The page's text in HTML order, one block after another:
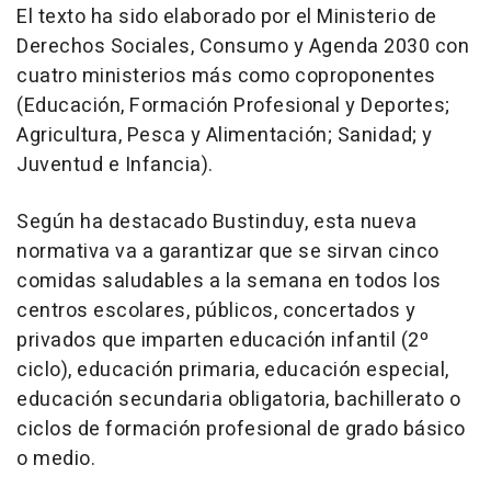
El texto ha sido elaborado por el Ministerio de
Derechos Sociales, Consumo y Agenda 2030 con
cuatro ministerios más como coproponentes
(Educación, Formación Profesional y Deportes;
Agricultura, Pesca y Alimentación; Sanidad; y
Juventud e Infancia).
Según ha destacado Bustinduy, esta nueva
normativa va a garantizar que se sirvan cinco
comidas saludables a la semana en todos los
centros escolares, públicos, concertados y
privados que imparten educación infantil (2º
ciclo), educación primaria, educación especial,
educación secundaria obligatoria, bachillerato o
ciclos de formación profesional de grado básico
o medio.